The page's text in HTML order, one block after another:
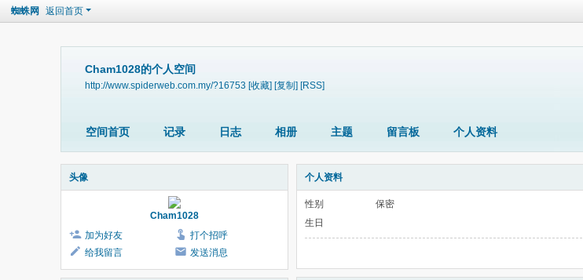
蜘蛛网 返回首页
Cham1028的个人空间
http://www.spiderweb.com.my/?16753 [收藏] [复制] [RSS]
空间首页 记录 日志 相册 主题 留言板 个人资料
头像
Cham1028
加为好友
打个招呼
给我留言
发送消息
个人资料
性别
保密
生日